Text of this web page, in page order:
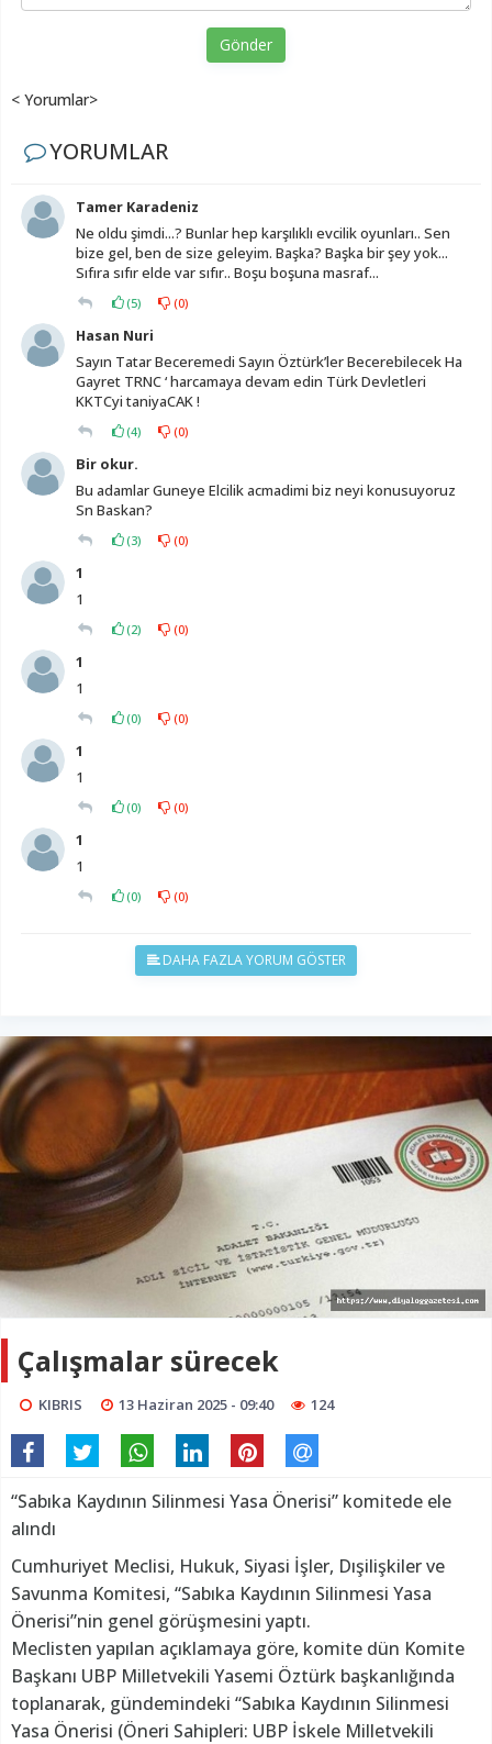
Gönder
< Yorumlar>
YORUMLAR
Tamer Karadeniz
Ne oldu şimdi...? Bunlar hep karşılıklı evcilik oyunları.. Sen
bize gel, ben de size geleyim. Başka? Başka bir şey yok...
Sıfıra sıfır elde var sıfır.. Boşu boşuna masraf...
(5) (0)
Hasan Nuri
Sayın Tatar Beceremedi Sayın Öztürk’ler Becerebilecek Ha
Gayret TRNC ‘ harcamaya devam edin Türk Devletleri
KKTCyi taniyaCAK !
(4) (0)
Bir okur.
Bu adamlar Guneye Elcilik acmadimi biz neyi konusuyoruz
Sn Baskan?
(3) (0)
1
1
(2) (0)
1
1
(0) (0)
1
1
(0) (0)
1
1
(0) (0)
DAHA FAZLA YORUM GÖSTER
Çalışmalar sürecek
KIBRIS 13 Haziran 2025 - 09:40 124
“Sabıka Kaydının Silinmesi Yasa Önerisi” komitede ele
alındı
Cumhuriyet Meclisi, Hukuk, Siyasi İşler, Dışilişkiler ve
Savunma Komitesi, “Sabıka Kaydının Silinmesi Yasa
Önerisi”nin genel görüşmesini yaptı.
Meclisten yapılan açıklamaya göre, komite dün Komite
Başkanı UBP Milletvekili Yasemi Öztürk başkanlığında
toplanarak, gündemindeki “Sabıka Kaydının Silinmesi
Yasa Önerisi (Öneri Sahipleri: UBP İskele Milletvekili